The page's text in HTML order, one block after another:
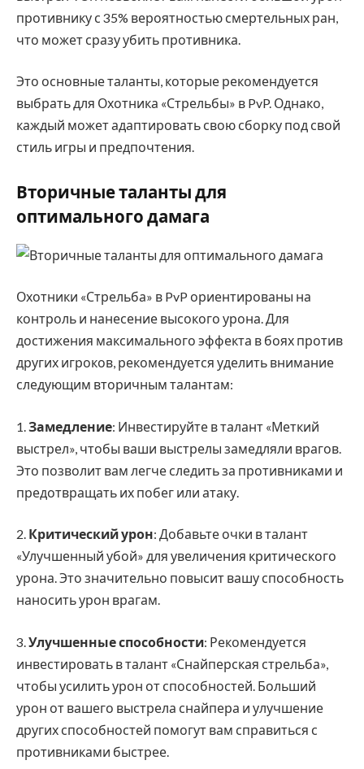
противнику с 35% вероятностью смертельных ран,
что может сразу убить противника.
Это основные таланты, которые рекомендуется
выбрать для Охотника «Стрельбы» в PvP. Однако,
каждый может адаптировать свою сборку под свой
стиль игры и предпочтения.
Вторичные таланты для
оптимального дамага
Охотники «Стрельба» в PvP ориентированы на
контроль и нанесение высокого урона. Для
достижения максимального эффекта в боях против
других игроков, рекомендуется уделить внимание
следующим вторичным талантам:
1.Замедление: Инвестируйте в талант «Меткий
выстрел», чтобы ваши выстрелы замедляли врагов.
Это позволит вам легче следить за противниками и
предотвращать их побег или атаку.
2. Критический урон: Добавьте очки в талант
«Улучшенный убой» для увеличения критического
урона. Это значительно повысит вашу способность
наносить урон врагам.
3.Улучшенные способности: Рекомендуется
инвестировать в талант «Снайперская стрельба»,
чтобы усилить урон от способностей. Больший
урон от вашего выстрела снайпера и улучшение
других способностей помогут вам справиться с
противниками быстрее.